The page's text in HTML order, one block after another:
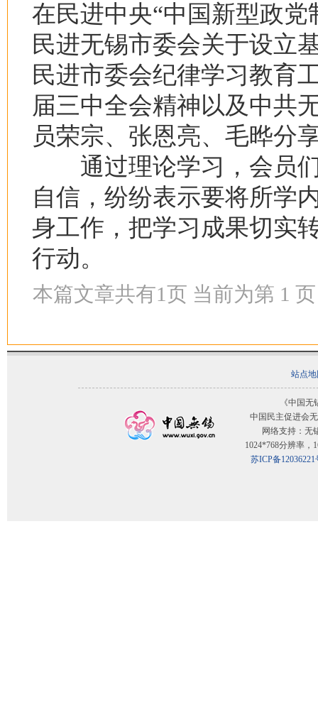
在民进中央“中国新型政
民进无锡市委会关于设立
民进市委会纪律学习教育
届三中全会精神以及中共
员荣宗、张恩亮、毛晔分
通过理论学习，会员们
自信，纷纷表示要将所学
身工作，把学习成果切实
行动。
本篇文章共有1页 当前为第 1 页
站点
《中国
中国民主促进会
网络支持：无
1024*768分辨率，
苏ICP备12036221